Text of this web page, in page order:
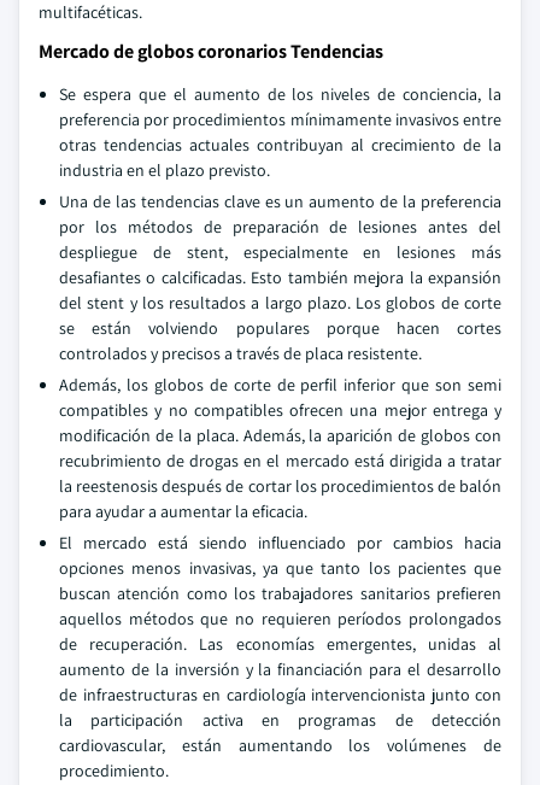
multifacéticas.
Mercado de globos coronarios Tendencias
Se espera que el aumento de los niveles de conciencia, la
preferencia por procedimientos mínimamente invasivos entre
otras tendencias actuales contribuyan al crecimiento de la
industria en el plazo previsto.
Una de las tendencias clave es un aumento de la preferencia
por los métodos de preparación de lesiones antes del
despliegue de stent, especialmente en lesiones más
desafiantes o calcificadas. Esto también mejora la expansión
del stent y los resultados a largo plazo. Los globos de corte
se están volviendo populares porque hacen cortes
controlados y precisos a través de placa resistente.
Además, los globos de corte de perfil inferior que son semi
compatibles y no compatibles ofrecen una mejor entrega y
modificación de la placa. Además, la aparición de globos con
recubrimiento de drogas en el mercado está dirigida a tratar
la reestenosis después de cortar los procedimientos de balón
para ayudar a aumentar la eficacia.
El mercado está siendo influenciado por cambios hacia
opciones menos invasivas, ya que tanto los pacientes que
buscan atención como los trabajadores sanitarios prefieren
aquellos métodos que no requieren períodos prolongados
de recuperación. Las economías emergentes, unidas al
aumento de la inversión y la financiación para el desarrollo
de infraestructuras en cardiología intervencionista junto con
la participación activa en programas de detección
cardiovascular, están aumentando los volúmenes de
procedimiento.